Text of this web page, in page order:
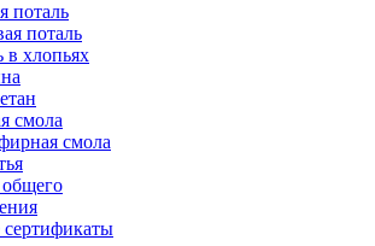
поталь
поталь
в хлопьях
смола
смола